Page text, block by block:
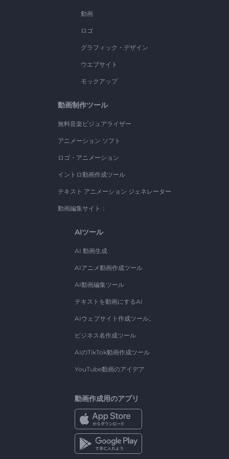
動画
ロゴ
グラフィック・デザイン
ウエブサイト
モックアップ
動画制作ツール
無料音楽ビジュアライザー
アニメーション ソフト
ロゴ・アニメーション
イントロ動画作成ツール
テキスト アニメーション ジェネレーター
動画編集サイト：
AIツール
AI 動画生成
AIアニメ動画作成ツール
AI動画編集ツール
テキストを動画にするAI
AIウェブサイト作成ツール。
ビジネス名作成ツール
AIのTikTok動画作成ツール
YouTube動画のアイデア
動画作成用のアプリ